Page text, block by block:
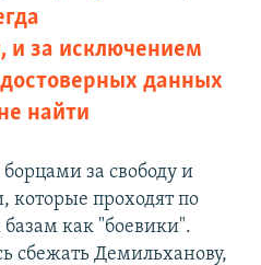
и за исключением
данных
найти
за свободу и
которые проходят по
как "боевики".
сбежать Демильханову,